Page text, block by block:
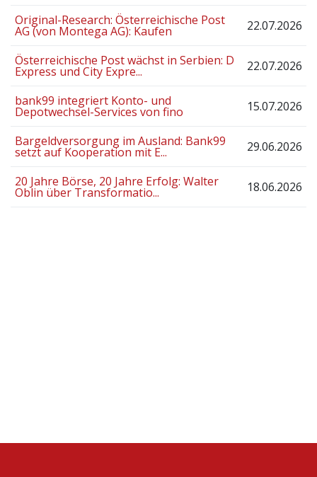
Original-Research: Österreichische Post
AG (von Montega AG): Kaufen 22.07.2026
Österreichische Post wächst in Serbien: D
Express und City Expre... 22.07.2026
bank99 integriert Konto- und
Depotwechsel-Services von fino 15.07.2026
Bargeldversorgung im Ausland: Bank99
setzt auf Kooperation mit E... 29.06.2026
20 Jahre Börse, 20 Jahre Erfolg: Walter
Oblin über Transformatio... 18.06.2026